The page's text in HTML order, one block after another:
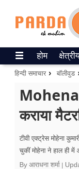
ePaper
वेब स्टोरीज
उत्तर प्रदेश
गैलरी
वीडियो
होम
हिन्दी समाचार बॉलीवुड
कराया
टीवी एक्ट्रेस मोहेना
चुकीं मोहेना ने हाल ही
By आराधना शर्मा